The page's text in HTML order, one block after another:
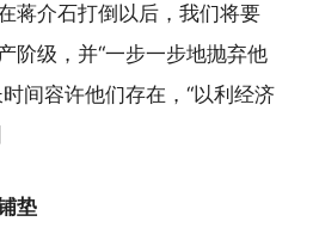
蒋介石打倒以后，我们将要
阶级，并“一步一步地抛弃他
间容许他们存在，“以利经济
垫